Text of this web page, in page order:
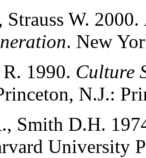
W. 2000.
. New
1990. Culture
N.J.:
Smith D.H.
University